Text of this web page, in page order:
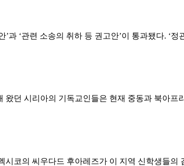
과 ‘관련 소송의 취하 등 권고안’이 통과됐다. ‘
왔던 시리아의 기독교인들은 현재 중동과 북아
코의 씨우다드 후아레즈가 이 지역 신학생들의